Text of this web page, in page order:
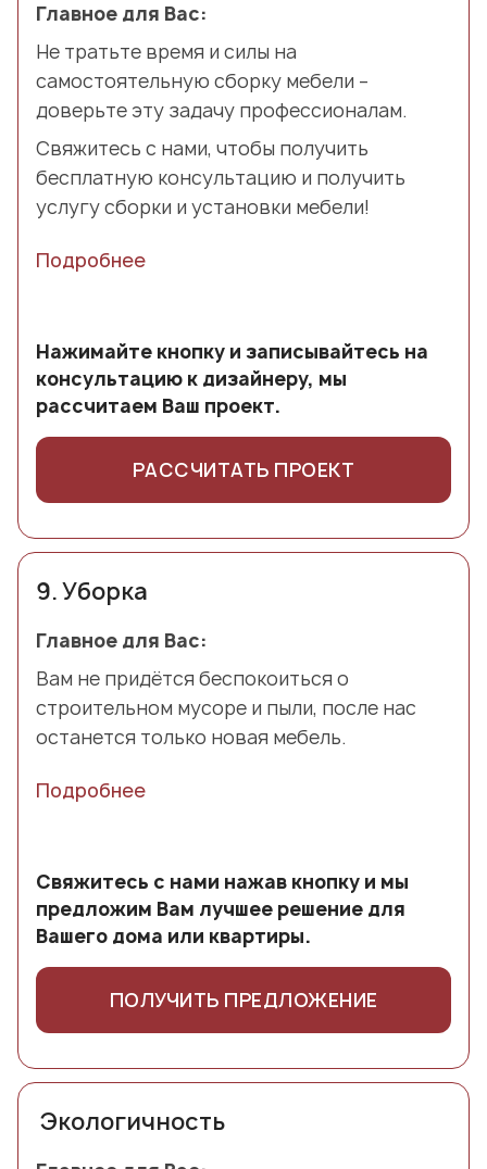
Главное для Вас:
Не тратьте время и силы на
самостоятельную сборку мебели –
доверьте эту задачу профессионалам.
Свяжитесь с нами, чтобы получить
бесплатную консультацию и получить
услугу сборки и установки мебели!
Подробнее
Нажимайте кнопку и записывайтесь на
консультацию к дизайнеру, мы
рассчитаем Ваш проект.
РАССЧИТАТЬ ПРОЕКТ
9.Уборка
Главное для Вас:
Вам не придётся беспокоиться о
строительном мусоре и пыли, после нас
останется только новая мебель.
Подробнее
Свяжитесь с нами нажав кнопку и мы
предложим Вам лучшее решение для
Вашего дома или квартиры.
ПОЛУЧИТЬ ПРЕДЛОЖЕНИЕ
Экологичность